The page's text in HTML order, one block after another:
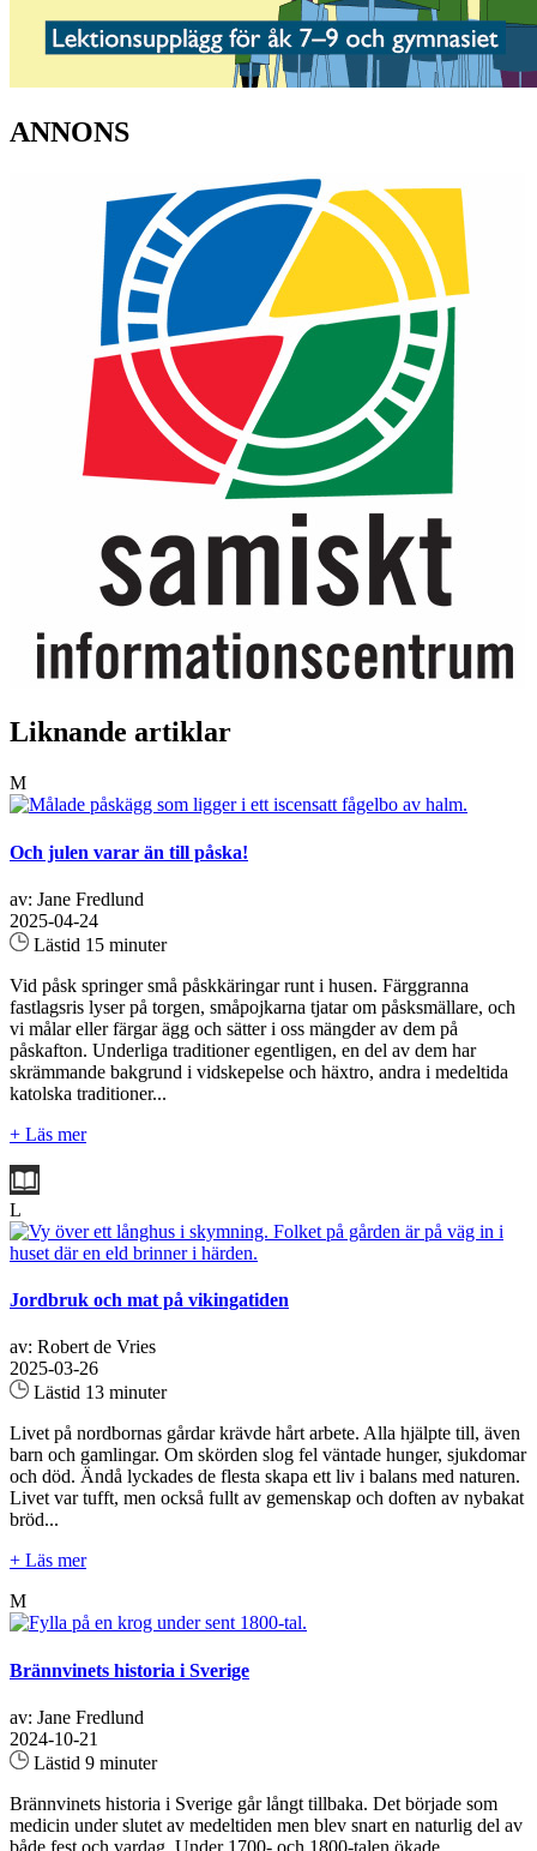
ANNONS
Liknande artiklar
M
Och julen varar än till påska!
av: Jane Fredlund
2025-04-24
Lästid 15 minuter
Vid påsk springer små påskkäringar runt i husen. Färggranna
fastlagsris lyser på torgen, småpojkarna tjatar om påsksmällare, och
vi målar eller färgar ägg och sätter i oss mängder av dem på
påskafton. Underliga traditioner egentligen, en del av dem har
skrämmande bakgrund i vidskepelse och häxtro, andra i medeltida
katolska traditioner...
+ Läs mer
L
Jordbruk och mat på vikingatiden
av: Robert de Vries
2025-03-26
Lästid 13 minuter
Livet på nordbornas gårdar krävde hårt arbete. Alla hjälpte till, även
barn och gamlingar. Om skörden slog fel väntade hunger, sjukdomar
och död. Ändå lyckades de flesta skapa ett liv i balans med naturen.
Livet var tufft, men också fullt av gemenskap och doften av nybakat
bröd...
+ Läs mer
M
Brännvinets historia i Sverige
av: Jane Fredlund
2024-10-21
Lästid 9 minuter
Brännvinets historia i Sverige går långt tillbaka. Det började som
medicin under slutet av medeltiden men blev snart en naturlig del av
både fest och vardag. Under 1700- och 1800-talen ökade